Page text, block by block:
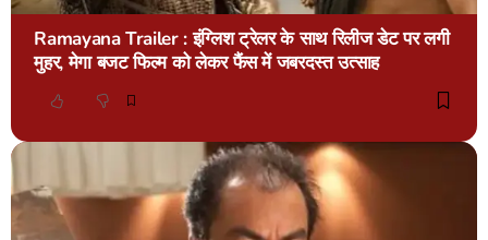
Ramayana Trailer : इंग्लिश ट्रेलर के साथ रिलीज डेट पर लगी
मुहर, मेगा बजट फिल्म को लेकर फैंस में जबरदस्त उत्साह